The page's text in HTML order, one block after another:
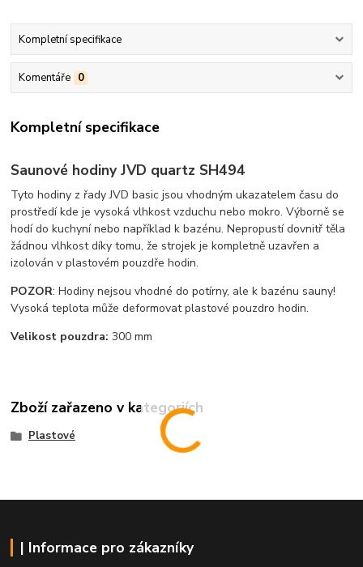
Kompletní specifikace
Komentáře 0
Kompletní specifikace
Saunové hodiny JVD quartz SH494
Tyto hodiny z řady JVD basic jsou vhodným ukazatelem času do
prostředí kde je vysoká vlhkost vzduchu nebo mokro. Výborně se
hodí do kuchyní nebo například k bazénu. Nepropustí dovnitř těla
žádnou vlhkost díky tomu, že strojek je kompletně uzavřen a
izolován v plastovém pouzdře hodin.
POZOR: Hodiny nejsou vhodné do potírny, ale k bazénu sauny!
Vysoká teplota může deformovat plastové pouzdro hodin.
Velikost pouzdra: 300 mm
Zboží zařazeno v kategoriích
Plastové
| Informace pro zákazníky